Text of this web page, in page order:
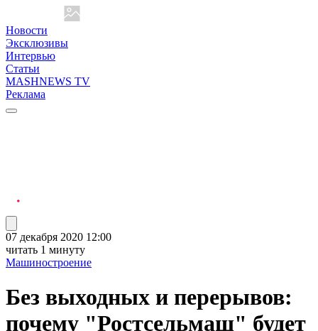
Новости
Эксклюзивы
Интервью
Статьи
MASHNEWS TV
Реклама
07 декабря 2020 12:00
читать 1 минуту
Машиностроение
Без выходных и перерывов:
почему "Ростсельмаш" будет